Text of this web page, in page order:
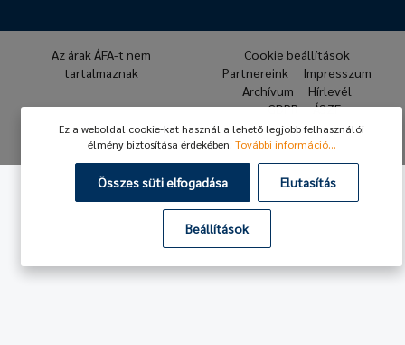
© 2026 Hafner Pneumatika
Az árak ÁFA-t nem
tartalmaznak
Cookie beállítások
Partnereink
Impresszum
Archívum
Hírlevél
GDPR
ÁSZF
Ez a weboldal cookie-kat használ a lehető legjobb felhasználói
élmény biztosítása érdekében. További információ...
Összes süti elfogadása Elutasítás
Beállítások